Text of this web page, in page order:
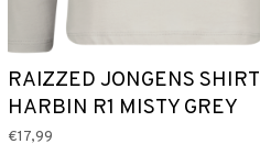
RAIZZED JONGENS SHIRT
HARBIN R1 MISTY GREY
€17,99